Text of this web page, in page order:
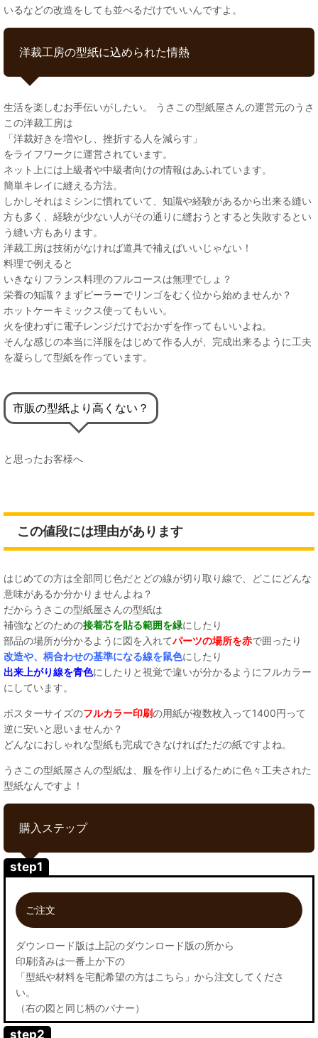
いるなどの改造をしても並べるだけでいいんですよ。
洋裁工房の型紙に込められた情熱
生活を楽しむお手伝いがしたい。 うさこの型紙屋さんの運営元のうさ
この洋裁工房は
「洋裁好きを増やし、挫折する人を減らす」
をライフワークに運営されています。
ネット上には上級者や中級者向けの情報はあふれています。
簡単キレイに縫える方法。
しかしそれはミシンに慣れていて、知識や経験があるから出来る縫い
方も多く、経験が少ない人がその通りに縫おうとすると失敗するとい
う縫い方もあります。
洋裁工房は技術がなければ道具で補えばいいじゃない！
料理で例えると
いきなりフランス料理のフルコースは無理でしょ？
栄養の知識？まずピーラーでリンゴをむく位から始めませんか？
ホットケーキミックス使ってもいい。
火を使わずに電子レンジだけでおかずを作ってもいいよね。
そんな感じの本当に洋服をはじめて作る人が、完成出来るように工夫
を凝らして型紙を作っています。
市販の型紙より高くない？
と思ったお客様へ
この値段には理由があります
はじめての方は全部同じ色だとどの線が切り取り線で、どこにどんな
意味があるか分かりませんよね？
だからうさこの型紙屋さんの型紙は
補強などのための接着芯を貼る範囲を緑にしたり
部品の場所が分かるように図を入れてパーツの場所を赤で囲ったり
改造や、柄合わせの基準になる線を鼠色にしたり
出来上がり線を青色にしたりと視覚で違いが分かるようにフルカラー
にしています。
ポスターサイズのフルカラー印刷の用紙が複数枚入って1400円って
逆に安いと思いませんか？
どんなにおしゃれな型紙も完成できなければただの紙ですよね。
うさこの型紙屋さんの型紙は、服を作り上げるために色々工夫された
型紙なんですよ！
購入ステップ
step1
ご注文
ダウンロード版は上記のダウンロード版の所から
印刷済みは一番上か下の
「型紙や材料を宅配希望の方はこちら」から注文してくださ
い。
（右の図と同じ柄のバナー）
step2